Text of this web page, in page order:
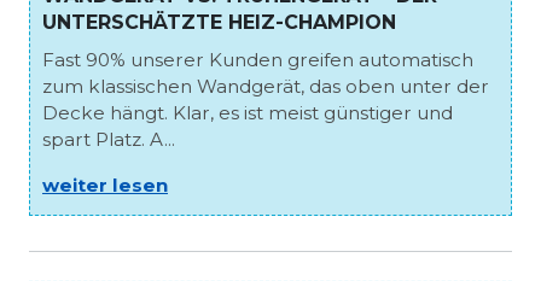
UNTERSCHÄTZTE HEIZ-CHAMPION
Fast 90% unserer Kunden greifen automatisch
zum klassischen Wandgerät, das oben unter der
Decke hängt. Klar, es ist meist günstiger und
spart Platz. A...
weiter lesen